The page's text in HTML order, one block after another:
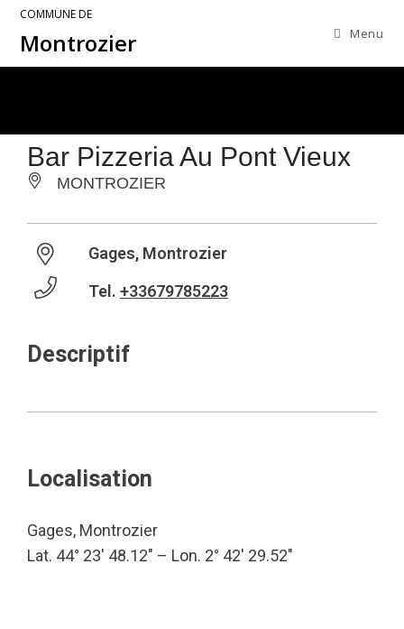
COMMUNE DE
Montrozier Menu
Bar Pizzeria Au Pont Vieux
MONTROZIER
Gages, Montrozier
Tel. +33679785223
Descriptif
Localisation
Gages, Montrozier
Lat. 44° 23′ 48.12″ – Lon. 2° 42′ 29.52″